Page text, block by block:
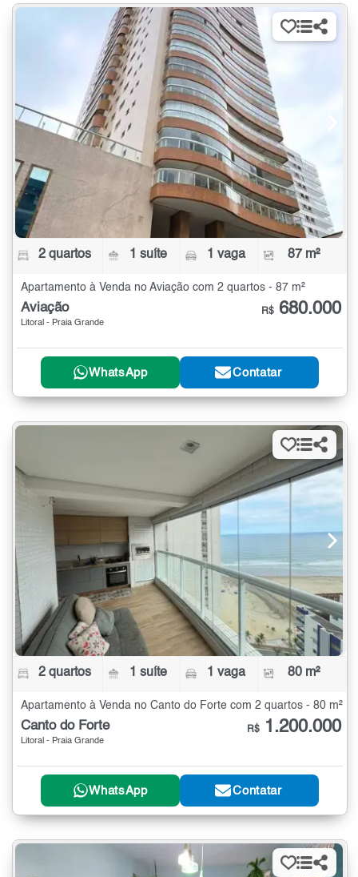
2 quartos 1 suíte 1 vaga 87 m²
Apartamento à Venda no Aviação com 2 quartos - 87 m²
Aviação
Litoral - Praia Grande
R$ 680.000
WhatsApp Contatar
2 quartos 1 suíte 1 vaga 80 m²
Apartamento à Venda no Canto do Forte com 2 quartos - 80 m²
Canto do Forte
Litoral - Praia Grande
R$ 1.200.000
WhatsApp Contatar